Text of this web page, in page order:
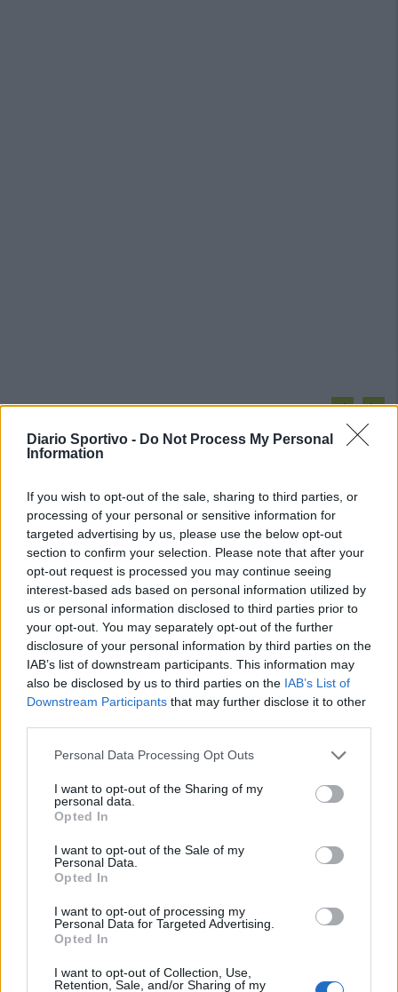
Diario Sportivo - Do Not Process My Personal
Information
If you wish to opt-out of the sale, sharing to third parties, or
processing of your personal or sensitive information for
targeted advertising by us, please use the below opt-out
section to confirm your selection. Please note that after your
opt-out request is processed you may continue seeing
interest-based ads based on personal information utilized by
us or personal information disclosed to third parties prior to
your opt-out. You may separately opt-out of the further
disclosure of your personal information by third parties on the
IAB’s list of downstream participants. This information may
also be disclosed by us to third parties on the IAB’s List of
Downstream Participants that may further disclose it to other
Personal Data Processing Opt Outs
I want to opt-out of the Sharing of my
personal data.
Opted In
I want to opt-out of the Sale of my
Personal Data.
Opted In
I want to opt-out of processing my
Personal Data for Targeted Advertising.
Opted In
I want to opt-out of Collection, Use,
Retention, Sale, and/or Sharing of my
PIÙ LETTI OGGI
8 Ago 2026
Il Latte Dolce prende Dumani dalla Torres,
Mascia, Sorgente, Lopes, Limberti e Cherchi
gli altri acquisti
8 Ago 2026
DPCM 3 dicembre, per il calcio dilettantistico
stop prolungato fino al 15 gennaio 2021
3 Dic 2020
7 Ago 2026
L'Ilva si completa con Markic, Contucci,